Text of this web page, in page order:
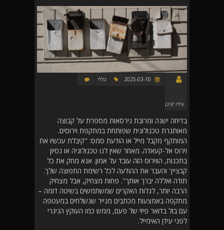
עידו קינן
כללי
בדיחה ישנה ומרובת גירסאות מספרת על קבוצה
מאותגרת טכנולוגית שפותחת במתקפת וירוסים.
המותקף מקבל מייל או הודעת סמס: "קיבלת עכשיו את
וירוס אל-קעאדה. מאחר שאין לנו טכנולוגיה או נסיון
בתכנות, הווירוס הזה עובד על אמון. אנא מחק את כל
קבצייך והעבר את ההודעה לכל רשימת התפוצה שלך.
תודה ואללה יברך אותך". פחות מצחיק, אבל מצחיק
הרבה יותר, לגלות האקרים שמשתמשים בשיטה דומה –
מתקפה באמצעות מכתבים מנייר שנשלחים במעטפה
עם בול בדואר פיזי של פעם, ממש כמו העוקץ הניגרי
לפני עידן האימייל.